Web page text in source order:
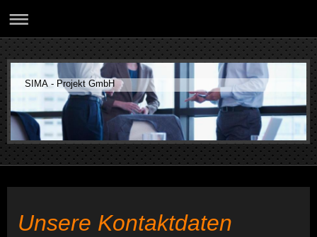
SIMA - Projekt GmbH
Unsere Kontaktdaten